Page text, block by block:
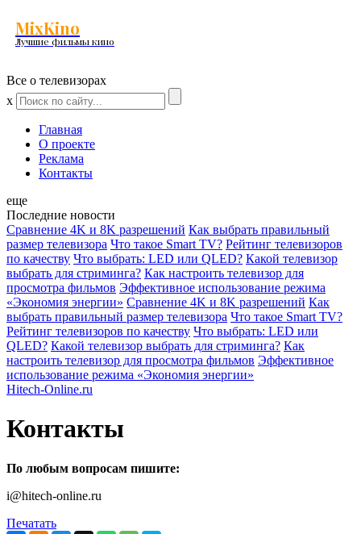
MixKino
Лучшие фильмы кино
Все о телевизорах
x
Главная
О проекте
Реклама
Контакты
еще
Последние новости
Сравнение 4K и 8K разрешений Как выбрать правильный
размер телевизора Что такое Smart TV? Рейтинг телевизоров
по качеству Что выбрать: LED или QLED? Какой телевизор
выбрать для стриминга? Как настроить телевизор для
просмотра фильмов Эффективное использование режима
«Экономия энергии» Сравнение 4K и 8K разрешений Как
выбрать правильный размер телевизора Что такое Smart TV?
Рейтинг телевизоров по качеству Что выбрать: LED или
QLED? Какой телевизор выбрать для стриминга? Как
настроить телевизор для просмотра фильмов Эффективное
использование режима «Экономия энергии»
Hitech-Online.ru
Контакты
По любым вопросам пишите:
i@hitech-online.ru
Печатать